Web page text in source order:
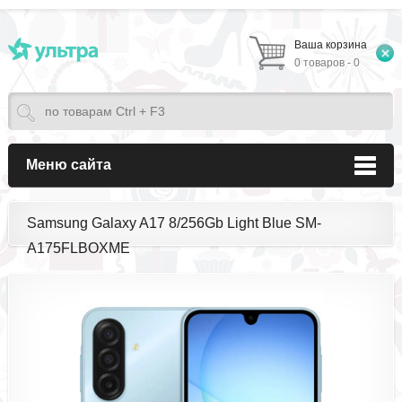
Ваша корзина
0 товаров - 0
Меню сайта
Samsung Galaxy A17 8/256Gb Light Blue SM-
A175FLBOXME